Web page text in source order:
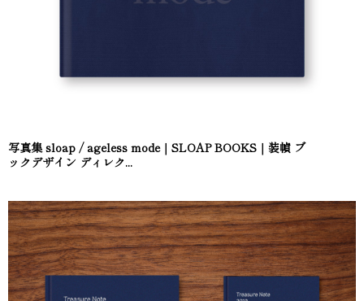
写真集 sloap / ageless mode｜SLOAP BOOKS｜装幀 ブ
ックデザイン ディレク...